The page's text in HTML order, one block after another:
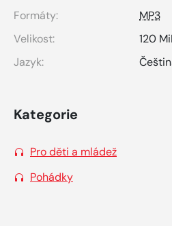
Formáty:
MP3
Velikost:
120
Jazyk:
Kategorie
Pro děti a mládež
Pohádky